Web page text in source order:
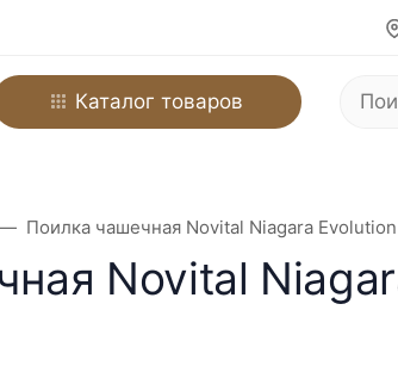
Каталог товаров
Поилка чашечная Novital Niagara
Novital